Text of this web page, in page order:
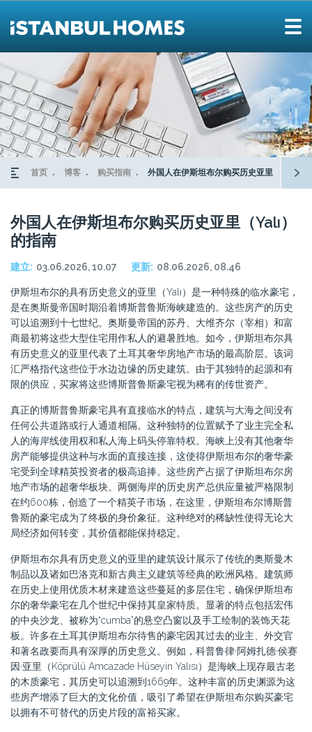
首页 博客 购买指南 外国人在伊斯坦布尔购买历史亚里（YALI）
外国人在伊斯坦布尔购买历史亚里（Yalı）
的指南
建立: 03.06.2026, 10.07 更新: 08.06.2026, 08.46
伊斯坦布尔的具有历史意义的亚里（Yalı）是一种特殊的临水豪宅，
是在奥斯曼帝国时期沿着博斯普鲁斯海峡建造的。这些房产的历史
可以追溯到十七世纪。奥斯曼帝国的苏丹、大维齐尔（宰相）和富
商最初将这些大型住宅用作私人的避暑胜地。如今，伊斯坦布尔具
有历史意义的亚里代表了土耳其奢华房地产市场的最高阶层。该词
汇严格指代这些位于水边边缘的历史建筑。由于其独特的起源和有
限的供应，买家将这些博斯普鲁斯豪宅视为稀有的传世资产。
真正的博斯普鲁斯豪宅具有直接临水的特点，建筑与大海之间没有
任何公共道路或行人通道相隔。这种独特的位置赋予了业主完全私
人的海岸线使用权和私人海上码头停靠特权。海峡上没有其他奢华
房产能够提供这种与水面的直接连接，这使得伊斯坦布尔的奢华豪
宅受到全球精英投资者的极高追捧。这些房产占据了伊斯坦布尔房
地产市场的超奢华板块。两侧海岸的历史房产总供应量被严格限制
在约600栋，创造了一个精英子市场，在这里，伊斯坦布尔博斯普
鲁斯的豪宅成为了终极的身价象征。这种绝对的稀缺性使得无论大
局经济如何转变，其价值都能保持稳定。
伊斯坦布尔具有历史意义的亚里的建筑设计展示了传统的奥斯曼木
制品以及诸如巴洛克和新古典主义建筑等经典的欧洲风格。建筑师
在历史上使用优质木材来建造这些蔓延的多层住宅，确保伊斯坦布
尔的奢华豪宅在几个世纪中保持其皇家特质。显著的特点包括宏伟
的中央沙龙、被称为“cumba”的悬空凸窗以及手工绘制的装饰天花
板。许多在土耳其伊斯坦布尔待售的豪宅因其过去的业主、外交官
和著名政要而具有深厚的历史意义。例如，科普鲁律·阿姆扎德·侯赛
因·亚里（Köprülü Amcazade Hüseyin Yalısı）是海峡上现存最古老
的木质豪宅，其历史可以追溯到1669年。这种丰富的历史渊源为这
些房产增添了巨大的文化价值，吸引了希望在伊斯坦布尔购买豪宅
以拥有不可替代的历史片段的富裕买家。